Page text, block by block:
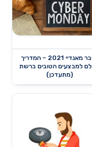
סייבר מאנדיי 2021 – המדריך
למבצעים הטובים ברשת
(מתעדכן)